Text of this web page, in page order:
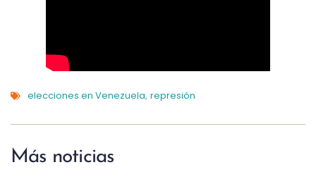
elecciones en Venezuela, represión
Más noticias